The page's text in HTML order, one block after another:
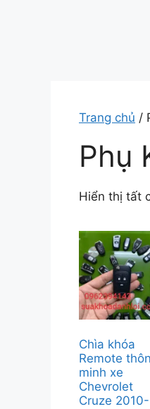
Trang chủ /
Phụ
Hiển thị tất
Chìa khóa
Remote
minh xe
Chevrolet
Cruze 2010-